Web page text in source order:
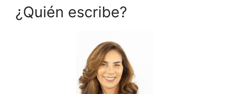
¿Quién escribe?